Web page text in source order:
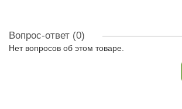
Вопрос-ответ (0)
Нет вопросов об этом товаре.